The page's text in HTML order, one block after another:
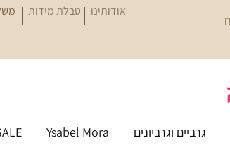
טבלת מידות אודותינו
גרביים וגרביונים Ysabel Mora